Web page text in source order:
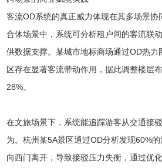
客流OD系统的真正威力体现在其多场景
合体场景中，系统可分析租户间的客流联
供数据支撑。某城市地标商场通过OD热
区存在显著客流带动作用，据此调整楼层
28%。
在文旅场景下，系统能追踪游客从交通接
为。杭州某5A景区通过OD分析发现60%
向西门离开，导致接驳压力失衡，通过优